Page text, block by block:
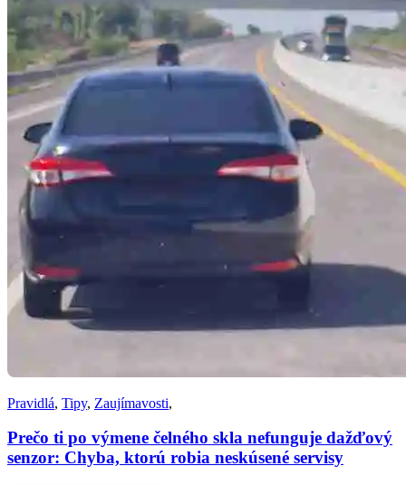
Pravidlá, Tipy, Zaujímavosti,
Prečo ti po výmene čelného skla nefunguje dažďový
senzor: Chyba, ktorú robia neskúsené servisy